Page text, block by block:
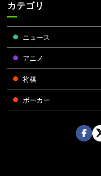
カテゴリ
ニュース
アニメ
将棋
ポーカー